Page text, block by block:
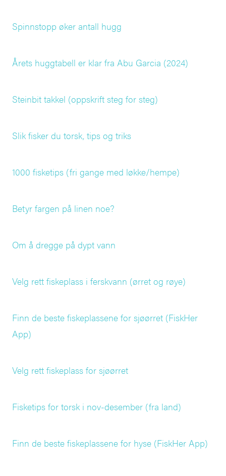
Spinnstopp øker antall hugg
Årets huggtabell er klar fra Abu Garcia (2024)
Steinbit takkel (oppskrift steg for steg)
Slik fisker du torsk, tips og triks
1000 fisketips (fri gange med løkke/hempe)
Betyr fargen på linen noe?
Om å dregge på dypt vann
Velg rett fiskeplass i ferskvann (ørret og røye)
Finn de beste fiskeplassene for sjøørret (FiskHer
App)
Velg rett fiskeplass for sjøørret
Fisketips for torsk i nov-desember (fra land)
Finn de beste fiskeplassene for hyse (FiskHer App)